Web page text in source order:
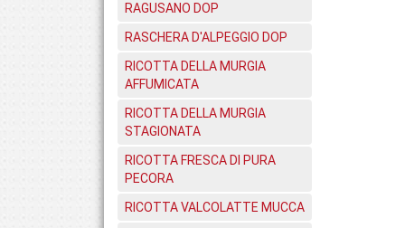
RAGUSANO DOP
RASCHERA D'ALPEGGIO DOP
RICOTTA DELLA MURGIA
AFFUMICATA
RICOTTA DELLA MURGIA
STAGIONATA
RICOTTA FRESCA DI PURA
PECORA
RICOTTA VALCOLATTE MUCCA